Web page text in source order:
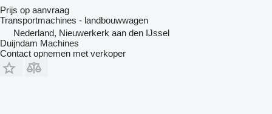
Prijs op aanvraag
Transportmachines - landbouwwagen
Nederland, Nieuwerkerk aan den IJssel
Duijndam Machines
Contact opnemen met verkoper